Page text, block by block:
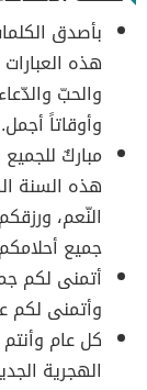
بأصدق
هذه
والحبّ
وأوقاتاً أجمل.
مباركٌ
هذه السنة
النّعم،
جميع
أتمنى لكم
وأتمنى لكم
كل عام
الهجرية